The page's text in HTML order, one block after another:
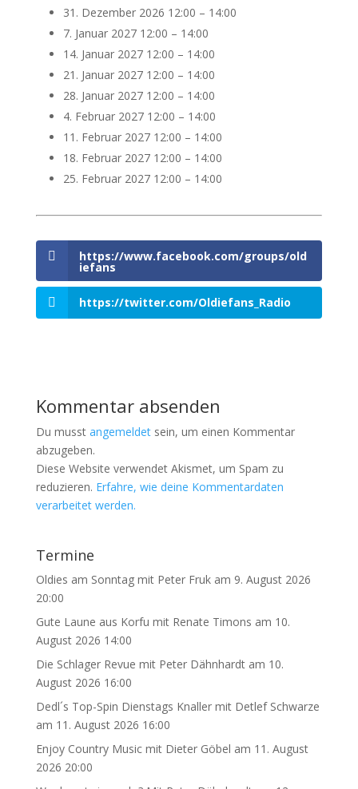
31. Dezember 2026 12:00 – 14:00
7. Januar 2027 12:00 – 14:00
14. Januar 2027 12:00 – 14:00
21. Januar 2027 12:00 – 14:00
28. Januar 2027 12:00 – 14:00
4. Februar 2027 12:00 – 14:00
11. Februar 2027 12:00 – 14:00
18. Februar 2027 12:00 – 14:00
25. Februar 2027 12:00 – 14:00
https://www.facebook.com/groups/old
iefans
https://twitter.com/Oldiefans_Radio
Kommentar absenden
Du musst angemeldetsein, um einen Kommentar
abzugeben.
Diese Website verwendet Akismet, um Spam zu
reduzieren. Erfahre, wie deine Kommentardaten
verarbeitet werden.
Termine
Oldies am Sonntag mit Peter Frukam 9. August 2026
20:00
Gute Laune aus Korfu mit Renate Timons am 10.
August 2026 14:00
Die Schlager Revue mit Peter Dähnhardtam 10.
August 2026 16:00
Dedl´s Top-Spin Dienstags Knaller mit Detlef Schwarze
am 11. August 2026 16:00
Enjoy Country Music mit Dieter Göbel am 11. August
2026 20:00